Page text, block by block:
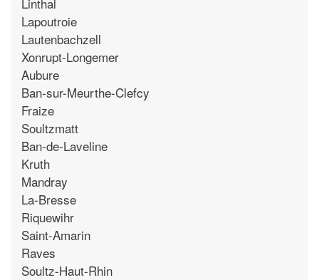
Lapoutroie
Lautenbachzell
Xonrupt-Longemer
Aubure
Ban-sur-Meurthe-Clefcy
Fraize
Soultzmatt
Ban-de-Laveline
Kruth
Mandray
La-Bresse
Riquewihr
Saint-Amarin
Raves
Soultz-Haut-Rhin